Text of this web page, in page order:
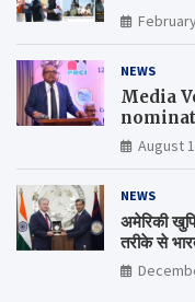
NEWS
Media
ShivAugust
NEWS
अमेरिकी
तरीके से